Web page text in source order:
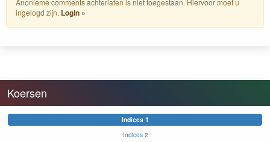
Anonieme comments achterlaten is niet toegestaan. Hiervoor moet u
ingelogd zijn. Login »
Koersen
Indices 1
Indices 2